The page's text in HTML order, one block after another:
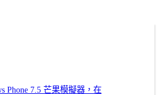
Phone 7.5 芒果模擬器，在